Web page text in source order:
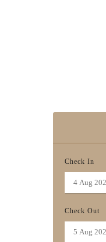
Check In
Check Out